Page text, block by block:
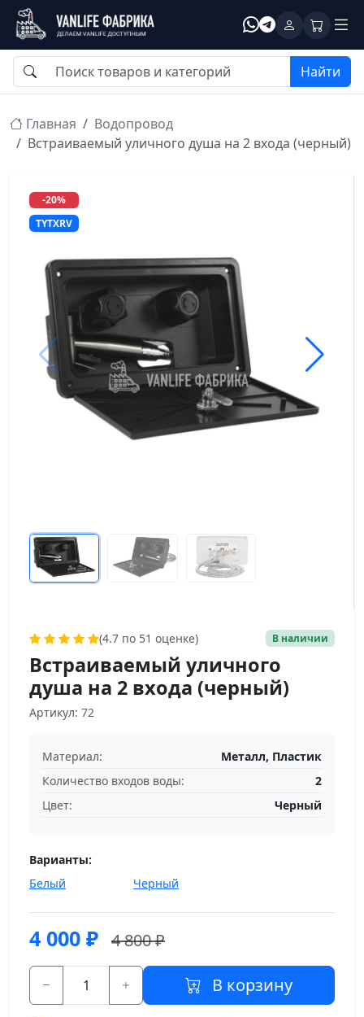
Найти
Главная
Водопровод
Встраиваемый уличного душа на 2 входа (черный)
-20%
TYTXRV
(4.7 по 51 оценке) В наличии
Встраиваемый уличного
душа на 2 входа (черный)
Артикул: 72
Материал:
Металл, Пластик
Количество входов воды:
2
Цвет:
Черный
Варианты:
Белый
Черный
4 000 ₽ 4 800 ₽
В корзину